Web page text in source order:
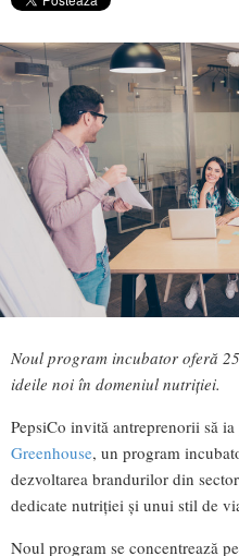
Noul program incubator oferă
ideile noi în domeniul nutriției.
PepsiCo invită antreprenorii să ia
Greenhouse, un program
dezvoltarea brandurilor din
dedicate nutriției şi unui stil de
Noul program se concentrează